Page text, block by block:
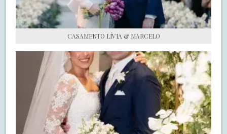
CASAMENTO LÍVIA & MARCELO